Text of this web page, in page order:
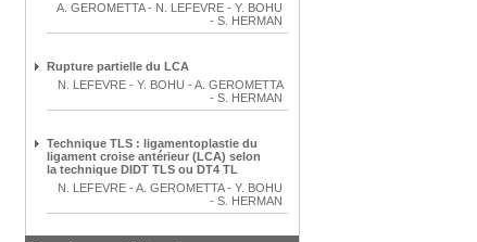
A. GEROMETTA- N. LEFEVRE - Y. BOHU
- S. HERMAN
Rupture partielle du LCA
N. LEFEVRE - Y. BOHU - A. GEROMETTA
- S. HERMAN
Technique TLS : ligamentoplastie du
ligament croise antérieur (LCA) selon
la technique DIDT TLS ou DT4 TL
N. LEFEVRE - A. GEROMETTA- Y. BOHU
- S. HERMAN